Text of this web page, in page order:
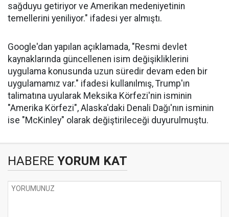
sağduyu getiriyor ve Amerikan medeniyetinin
temellerini yeniliyor." ifadesi yer almıştı.
Google'dan yapılan açıklamada, "Resmi devlet
kaynaklarında güncellenen isim değişikliklerini
uygulama konusunda uzun süredir devam eden bir
uygulamamız var." ifadesi kullanılmış, Trump'ın
talimatına uyularak Meksika Körfezi'nin isminin
"Amerika Körfezi", Alaska'daki Denali Dağı'nın isminin
ise "McKinley" olarak değiştirileceği duyurulmuştu.
HABERE YORUM KAT